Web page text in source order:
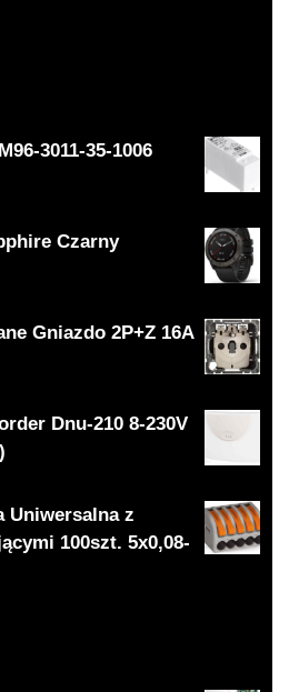
3011-35-1006
Czarny
Gniazdo 2P+Z 16A
Dnu-210 8-230V
Uniwersalna z
100szt. 5x0,08-